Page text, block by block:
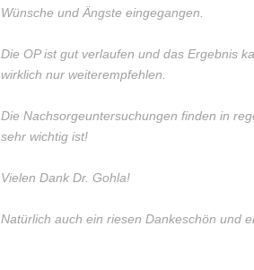
Wünsche und Ängste eingegangen.
Die OP ist gut verlaufen und das Ergebnis
wirklich nur weiterempfehlen.
Die Nachsorgeuntersuchungen finden in
sehr wichtig ist!
Vielen Dank Dr. Gohla!
Natürlich auch ein riesen Dankeschön und